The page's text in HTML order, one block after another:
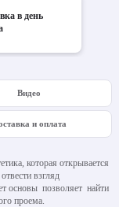
в день
Видео
и оплата
которая открывается
взгляд
основы позволяет найти
проема.